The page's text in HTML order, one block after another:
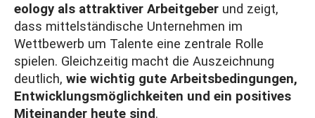
eology als attraktiver Arbeitgeber und zeigt,
dass mittelständische Unternehmen im
Wettbewerb um Talente eine zentrale Rolle
spielen. Gleichzeitig macht die Auszeichnung
deutlich, wie wichtig gute Arbeitsbedingungen,
Entwicklungsmöglichkeiten und ein positives
Miteinander heute sind.